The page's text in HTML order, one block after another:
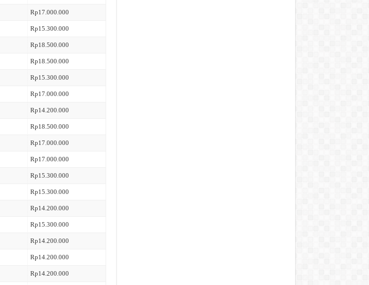
Rp17.000.000
Rp15.300.000
Rp18.500.000
Rp18.500.000
Rp15.300.000
Rp17.000.000
Rp14.200.000
Rp18.500.000
Rp17.000.000
Rp17.000.000
Rp15.300.000
Rp15.300.000
Rp14.200.000
Rp15.300.000
Rp14.200.000
Rp14.200.000
Rp14.200.000